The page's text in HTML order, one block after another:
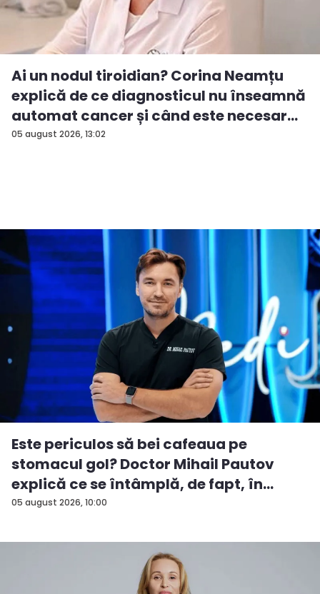
05 august 2026, 13:02
Ai un nodul tiroidian? Corina Neamțu
explică de ce diagnosticul nu înseamnă
automat cancer și când este necesar...
05 august 2026, 10:00
Este periculos să bei cafeaua pe
stomacul gol? Doctor Mihail Pautov
explică ce se întâmplă, de fapt, în
orga...